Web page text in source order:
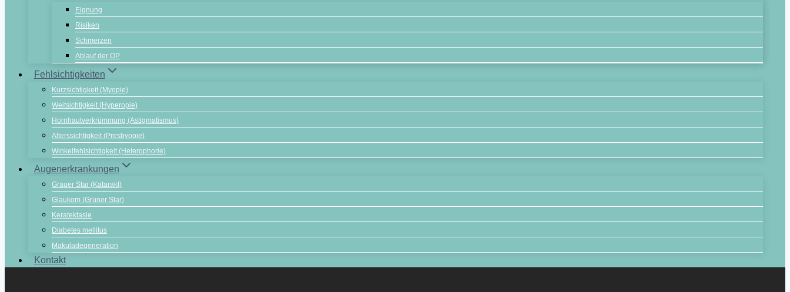
Eignung
Risiken
Schmerzen
Ablauf der OP
Fehlsichtigkeiten
Kurzsichtigkeit (Myopie)
Weitsichtigkeit (Hyperopie)
Hornhautverkrümmung (Astigmatismus)
Alterssichtigkeit (Presbyopie)
Winkelfehlsichtigkeit (Heterophorie)
Augenerkrankungen
Grauer Star (Katarakt)
Glaukom (Grüner Star)
Keratektasie
Diabetes mellitus
Makuladegeneration
Kontakt